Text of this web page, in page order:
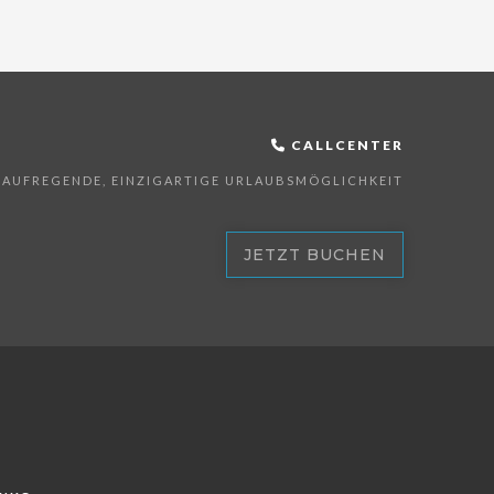
CALLCENTER
AUFREGENDE, EINZIGARTIGE URLAUBSMÖGLICHKEIT
JETZT BUCHEN